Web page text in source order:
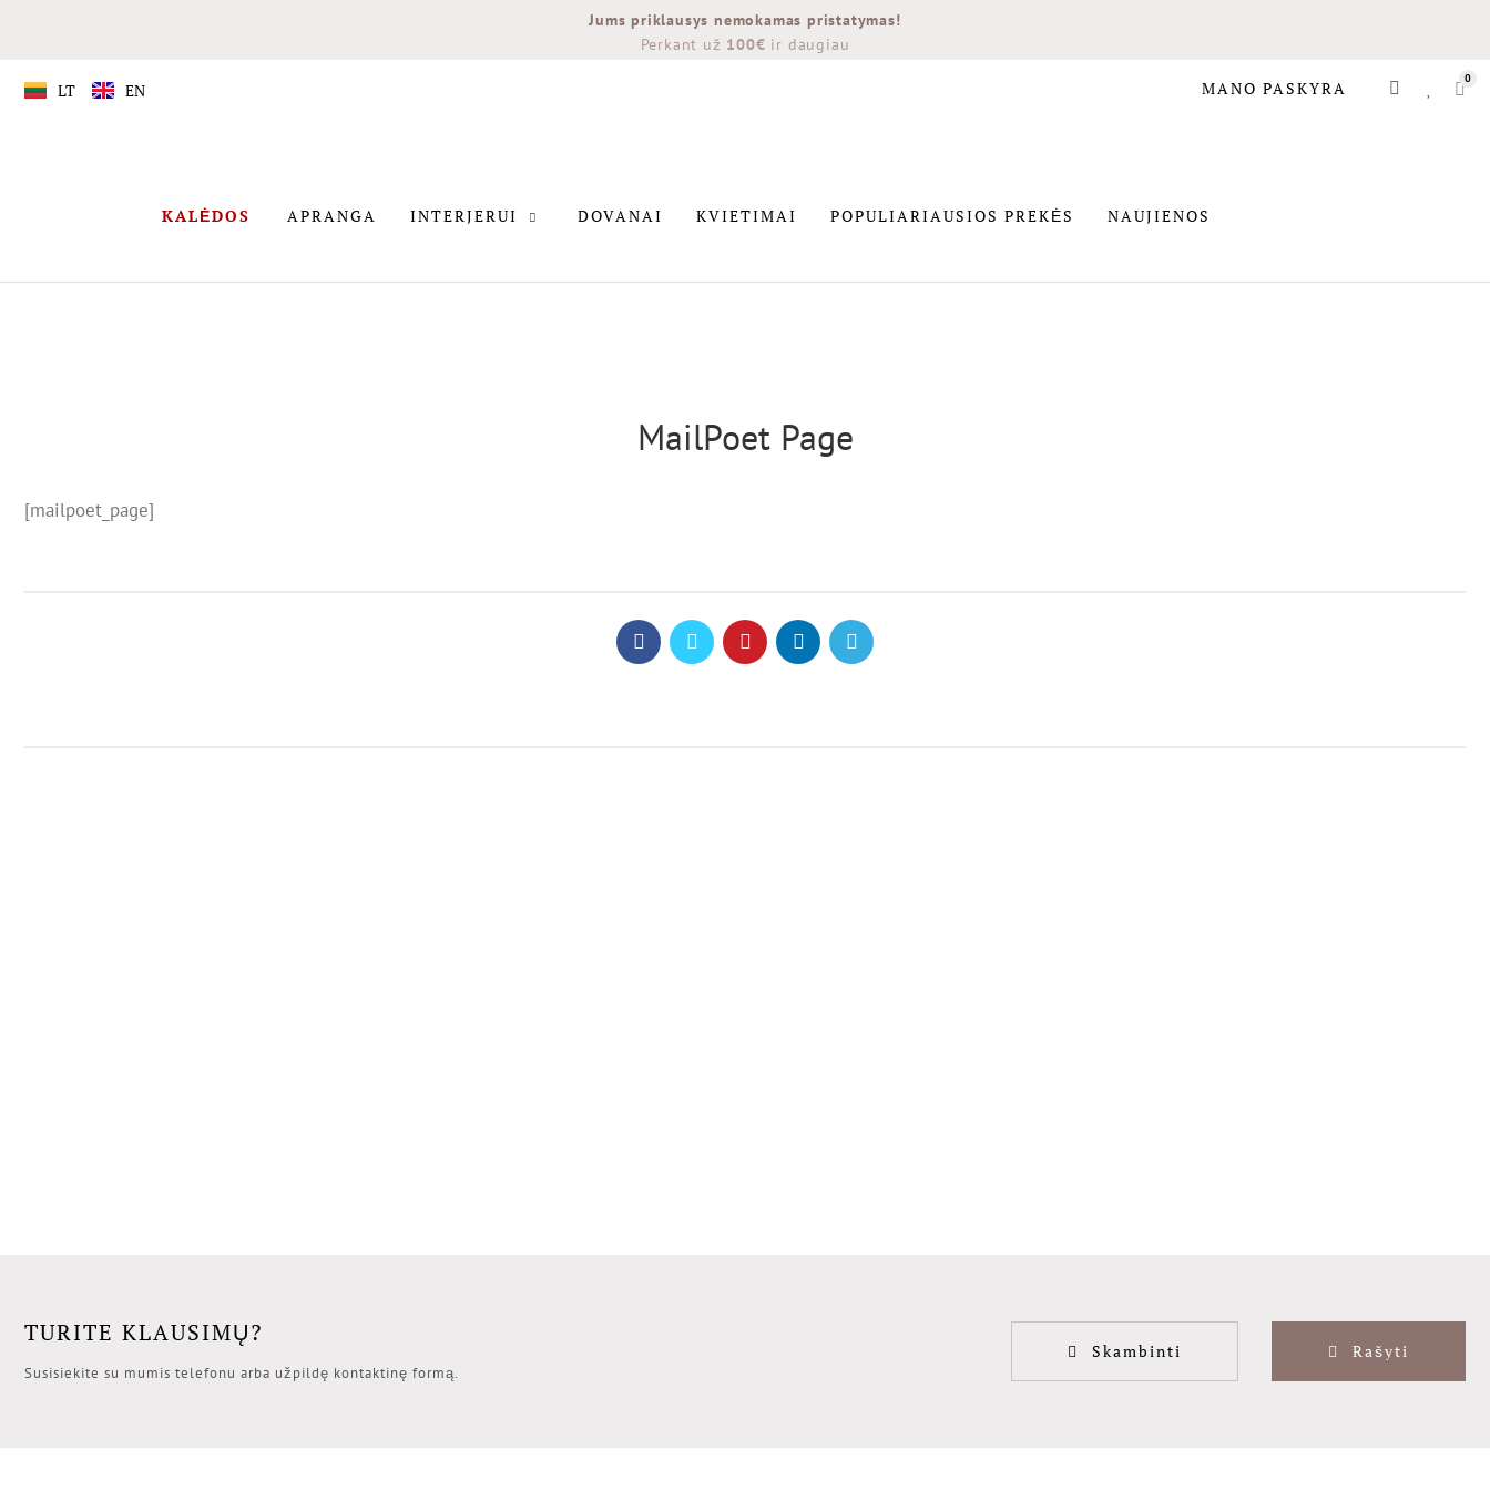
Jums priklausys nemokamas pristatymas!
Perkant už 100€ ir daugiau
LT EN MANO PASKYRA
KALĖDOS APRANGA INTERJERUI DOVANAI KVIETIMAI POPULIARIAUSIOS PREKĖS NAUJIENOS
KALĖDOS
APRANGA INTERJERUI DOVANAI KVIETIMAI
POPULIARIAUSIOS PREKĖS
MailPoet Page
[mailpoet_page]
TURITE KLAUSIMŲ?
Susisiekite su mumis telefonu arba užpildę kontaktinę formą.
Skambinti Rašyti